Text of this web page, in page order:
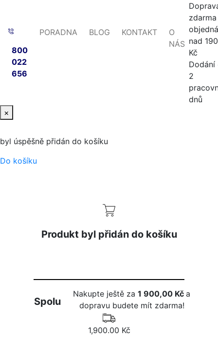
800
022
656
PORADNA BLOG KONTAKT
O
NÁS nad
Kč
Dodání
2
dnů
×
byl úspěšně přidán do košíku
Do košíku
Produkt byl přidán do košíku
Spolu
Nakupte ještě za1 900,00 Kča
dopravu budete mít zdarma!
1,900.00 Kč